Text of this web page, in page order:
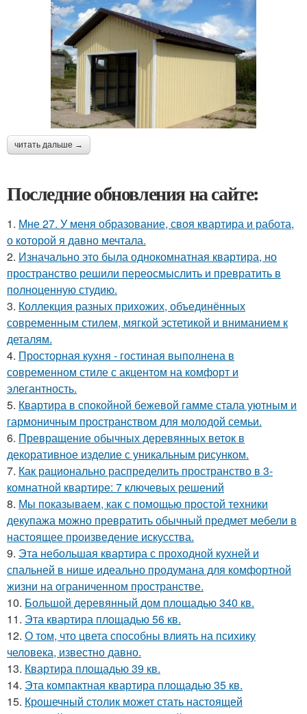
читать дальше →
Последние обновления на сайте:
1. Мне 27. У меня образование, своя квартира и работа,
о которой я давно мечтала.
2. Изначально это была однокомнатная квартира, но
пространство решили переосмыслить и превратить в
полноценную студию.
3. Коллекция разных прихожих, объединённых
современным стилем, мягкой эстетикой и вниманием к
деталям.
4. Просторная кухня - гостиная выполнена в
современном стиле с акцентом на комфорт и
элегантность.
5. Квартира в спокойной бежевой гамме стала уютным и
гармоничным пространством для молодой семьи.
6. Превращение обычных деревянных веток в
декоративное изделие с уникальным рисунком.
7. Как рационально распределить пространство в 3-
комнатной квартире: 7 ключевых решений
8. Мы показываем, как с помощью простой техники
декупажа можно превратить обычный предмет мебели в
настоящее произведение искусства.
9. Эта небольшая квартира с проходной кухней и
спальней в нише идеально продумана для комфортной
жизни на ограниченном пространстве.
10. Большой деревянный дом площадью 340 кв.
11. Эта квартира площадью 56 кв.
12. О том, что цвета способны влиять на психику
человека, известно давно.
13. Квартира площадью 39 кв.
14. Эта компактная квартира площадью 35 кв.
15. Крошечный столик может стать настоящей